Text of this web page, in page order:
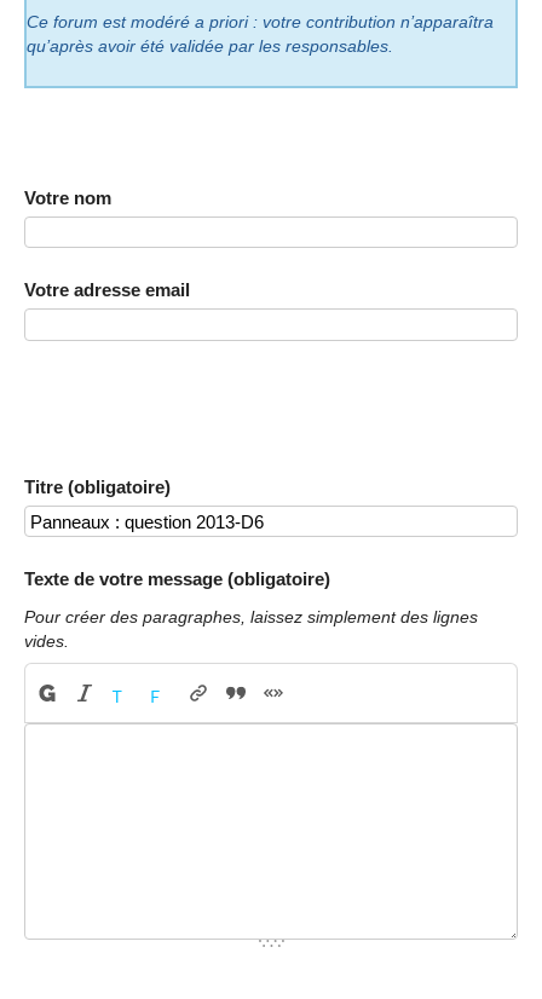
Ce forum est modéré a priori : votre contribution n’apparaîtra
qu’après avoir été validée par les responsables.
Votre nom
Votre adresse email
Titre (obligatoire)
Texte de votre message (obligatoire)
Pour créer des paragraphes, laissez simplement des lignes
vides.